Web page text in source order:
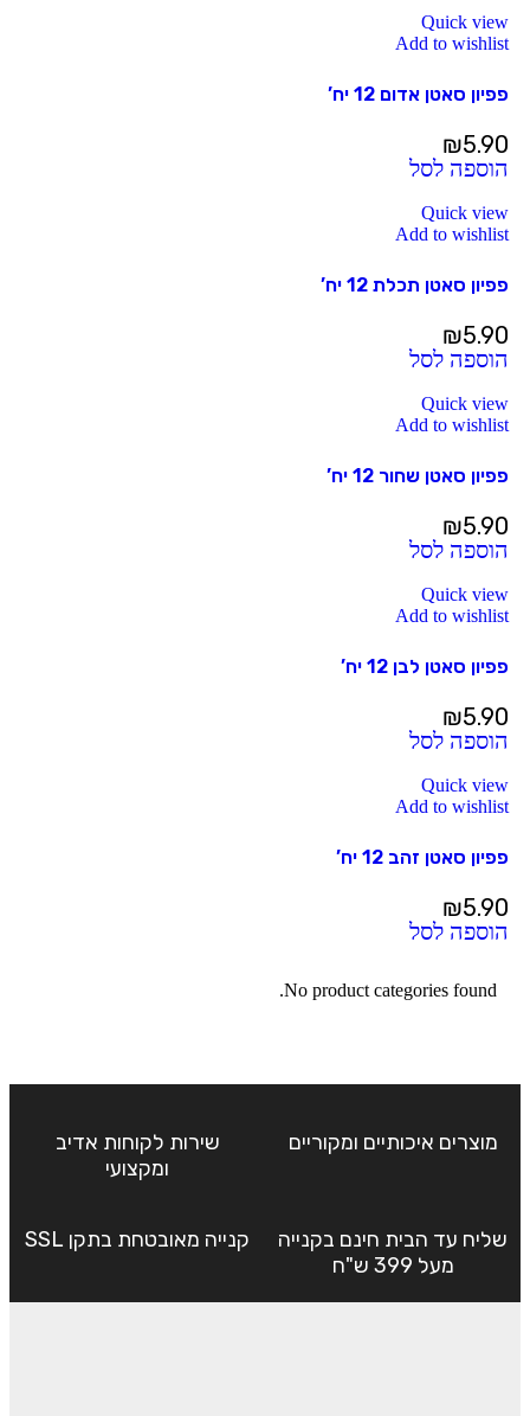
Quick view
Add to wishlist
פפיון סאטן אדום 12 יח’
₪5.90
הוספה לסל
Quick view
Add to wishlist
פפיון סאטן תכלת 12 יח’
₪5.90
הוספה לסל
Quick view
Add to wishlist
פפיון סאטן שחור 12 יח’
₪5.90
הוספה לסל
Quick view
Add to wishlist
פפיון סאטן לבן 12 יח’
₪5.90
הוספה לסל
Quick view
Add to wishlist
פפיון סאטן זהב 12 יח’
₪5.90
הוספה לסל
No product categories found.
מוצרים איכותיים ומקוריים
שירות לקוחות אדיב
ומקצועי
שליח עד הבית חינם בקנייה
מעל 399 ש"ח
קנייה מאובטחת בתקן SSL